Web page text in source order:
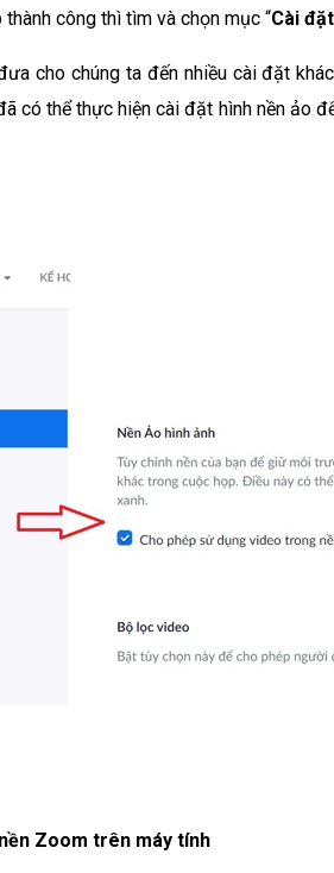
công thì tìm và chọn mục “Cài đặt
cho chúng ta đến nhiều cài đặt
có thể thực hiện cài đặt hình nền ảo
Zoom trên máy tính